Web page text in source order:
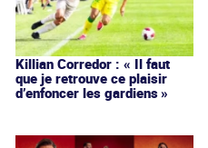
Killian Corredor : « Il faut
que je retrouve ce plaisir
d’enfoncer les gardiens »